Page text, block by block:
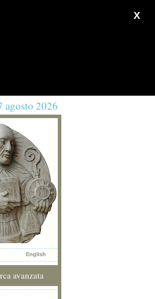
X
agosto 2026
English
avanzata